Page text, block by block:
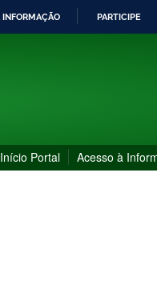
PARTICIPE
Início Portal Acesso à